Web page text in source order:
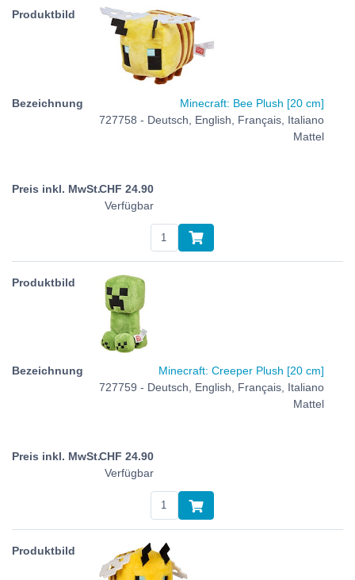
Minecraft: Bee Plush [20 cm]
727758 - Deutsch, English, Français, Italiano
Mattel
CHF 24.90
Verfügbar
Minecraft: Creeper Plush [20 cm]
727759 - Deutsch, English, Français, Italiano
Mattel
CHF 24.90
Verfügbar